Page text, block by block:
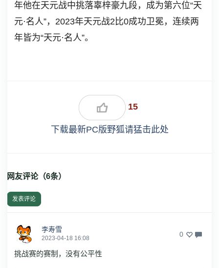
年他在天元战中挑落辜梓豪九段，成为第六位“天
元·名人”，2023年天元战2比0成功卫冕，连续两
年皆为“天元·名人”。
15
下载最新PC版野狐请猛击此处
网友评论（6条）
发表评论
李寿雪
2023-04-18 16:08 0
挑战赛的赛制，没有公平性